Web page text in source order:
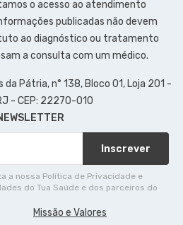
o acesso ao atendimento
publicadas não devem
ao diagnóstico ou tratamento
a consulta com um médico.
da Pátria, n° 138, Bloco 01, Loja 201 -
- CEP: 22270-010
Inscrever
a nossa Política de Privacidade e
do Tua Saúde e dos parceiros do
Missão e Valores